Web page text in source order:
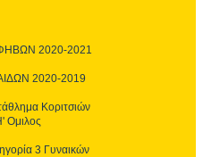
2020-2021
2020-2019
Κοριτσιών
Ομιλος
3 Γυναικών